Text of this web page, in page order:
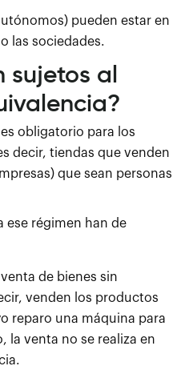
pueden estar en
las sociedades.
sujetos al
obligatorio para los
decir, tiendas que venden
que sean personas
ese régimen han de
de bienes sin
venden los productos
reparo una máquina para
la venta no se realiza en